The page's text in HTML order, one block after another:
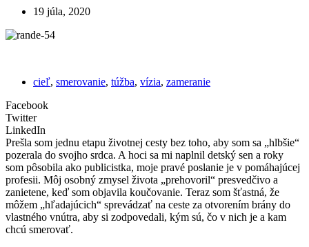
19 júla, 2020
cieľ, smerovanie, túžba, vízia, zameranie
Facebook
Twitter
LinkedIn
Prešla som jednu etapu životnej cesty bez toho, aby som sa „hlbšie“
pozerala do svojho srdca. A hoci sa mi naplnil detský sen a roky
som pôsobila ako publicistka, moje pravé poslanie je v pomáhajúcej
profesii. Môj osobný zmysel života „prehovoril“ presvedčivo a
zanietene, keď som objavila koučovanie. Teraz som šťastná, že
môžem „hľadajúcich“ sprevádzať na ceste za otvorením brány do
vlastného vnútra, aby si zodpovedali, kým sú, čo v nich je a kam
chcú smerovať.